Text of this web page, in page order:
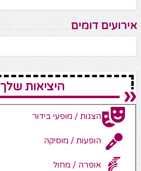
אירועים דומים
היציאות שלך
הצגות / מופעי בידור
הופעות / מוסיקה
אופרה / מחול